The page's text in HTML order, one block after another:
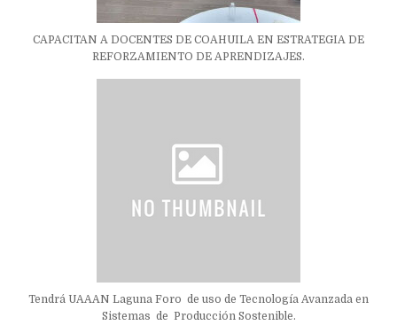
CAPACITAN A DOCENTES DE COAHUILA EN ESTRATEGIA DE
REFORZAMIENTO DE APRENDIZAJES.
Tendrá UAAAN Laguna Foro de uso de Tecnología Avanzada en
Sistemas de Producción Sostenible.